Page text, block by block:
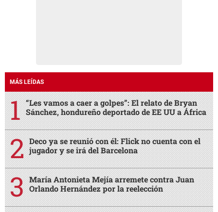
MÁS LEÍDAS
“Les vamos a caer a golpes”: El relato de Bryan
Sánchez, hondureño deportado de EE UU a África
Deco ya se reunió con él: Flick no cuenta con el
jugador y se irá del Barcelona
María Antonieta Mejía arremete contra Juan
Orlando Hernández por la reelección